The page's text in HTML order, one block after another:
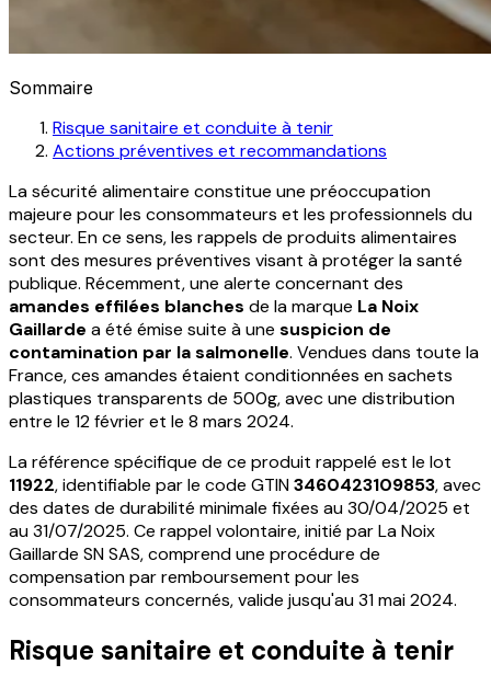
Sommaire
Risque sanitaire et conduite à tenir
Actions préventives et recommandations
La sécurité alimentaire constitue une préoccupation
majeure pour les consommateurs et les professionnels du
secteur. En ce sens, les rappels de produits alimentaires
sont des mesures préventives visant à protéger la santé
publique. Récemment, une alerte concernant des
amandes effilées blanches de la marque La Noix
Gaillarde a été émise suite à une suspicion de
contamination par la salmonelle. Vendues dans toute la
France, ces amandes étaient conditionnées en sachets
plastiques transparents de 500g, avec une distribution
entre le 12 février et le 8 mars 2024.
La référence spécifique de ce produit rappelé est le lot
11922, identifiable par le code GTIN3460423109853, avec
des dates de durabilité minimale fixées au 30/04/2025 et
au 31/07/2025. Ce rappel volontaire, initié par La Noix
Gaillarde SN SAS, comprend une procédure de
compensation par remboursement pour les
consommateurs concernés, valide jusqu'au 31 mai 2024.
Risque sanitaire et conduite à tenir